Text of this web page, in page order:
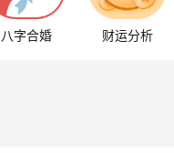
八字合婚 财运分析